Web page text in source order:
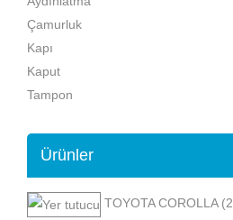
Çamurluk
Kapı
Kaput
Tampon
Ürünler
TOYOTA COROLLA